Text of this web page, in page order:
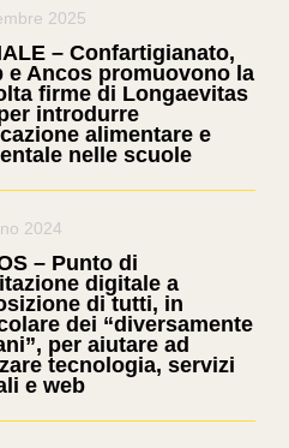
2025
– Confartigianato,
e Ancos promuovono la
firme di Longaevitas
introdurre
alimentare e
nelle scuole
2024
– Punto di
digitale a
di tutti, in
dei “diversamente
per aiutare ad
tecnologia, servizi
e web